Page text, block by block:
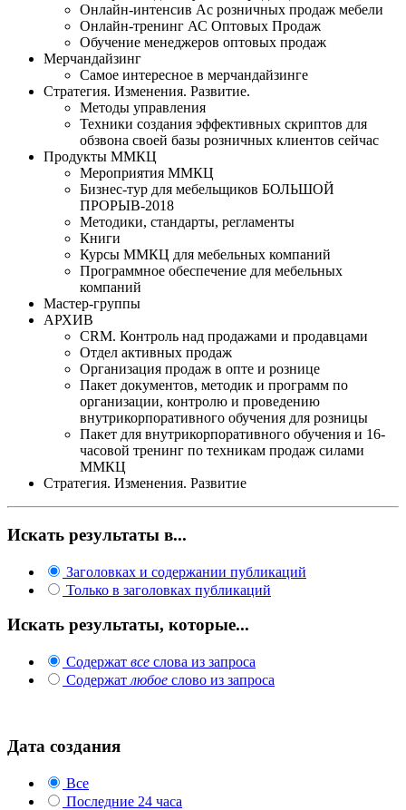
Онлайн-интенсив Ас розничных продаж мебели
Онлайн-тренинг АС Оптовых Продаж
Обучение менеджеров оптовых продаж
Мерчандайзинг
Самое интересное в мерчандайзинге
Стратегия. Изменения. Развитие.
Методы управления
Техники создания эффективных скриптов для
обзвона своей базы розничных клиентов сейчас
Продукты ММКЦ
Мероприятия ММКЦ
Бизнес-тур для мебельщиков БОЛЬШОЙ
ПРОРЫВ-2018
Методики, стандарты, регламенты
Книги
Курсы ММКЦ для мебельных компаний
Программное обеспечение для мебельных
компаний
Мастер-группы
АРХИВ
CRM. Контроль над продажами и продавцами
Отдел активных продаж
Организация продаж в опте и рознице
Пакет документов, методик и программ по
организации, контролю и проведению
внутрикорпоративного обучения для розницы
Пакет для внутрикорпоративного обучения и 16-
часовой тренинг по техникам продаж силами
ММКЦ
Стратегия. Изменения. Развитие
Искать результаты в...
Заголовках и содержании публикаций
Только в заголовках публикаций
Искать результаты, которые...
Содержат все слова из запроса
Содержат любое слово из запроса
Дата создания
Все
Последние 24 часа